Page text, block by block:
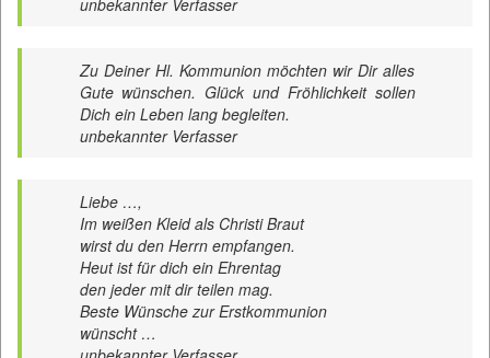
unbekannter Verfasser
Zu Deiner Hl. Kommunion möchten wir Dir alles
Gute wünschen. Glück und Fröhlichkeit sollen
Dich ein Leben lang begleiten.
unbekannter Verfasser
Liebe …,
Im weißen Kleid als Christi Braut
wirst du den Herrn empfangen.
Heut ist für dich ein Ehrentag
den jeder mit dir teilen mag.
Beste Wünsche zur Erstkommunion
wünscht …